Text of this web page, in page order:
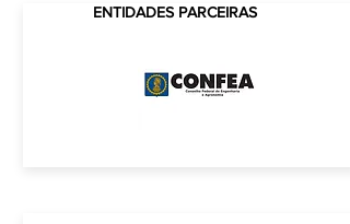
CREA-SCENTIDADES PARCEIRAS